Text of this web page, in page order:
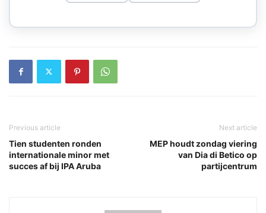
Previous article
Tien studenten ronden
internationale minor met
succes af bij IPA Aruba
Next article
MEP houdt zondag viering
van Dia di Betico op
partijcentrum